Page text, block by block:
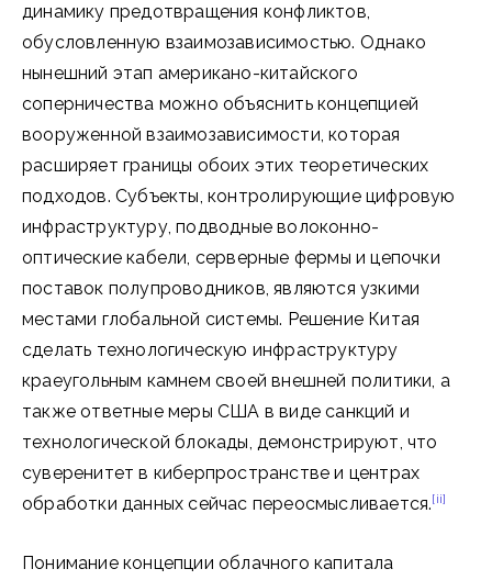
динамику предотвращения конфликтов,
обусловленную взаимозависимостью. Однако
нынешний этап американо-китайского
соперничества можно объяснить концепцией
вооруженной взаимозависимости, которая
расширяет границы обоих этих теоретических
подходов. Субъекты, контролирующие цифровую
инфраструктуру, подводные волоконно-
оптические кабели, серверные фермы и цепочки
поставок полупроводников, являются узкими
местами глобальной системы. Решение Китая
сделать технологическую инфраструктуру
краеугольным камнем своей внешней политики, а
также ответные меры США в виде санкций и
технологической блокады, демонстрируют, что
суверенитет в киберпространстве и центрах
обработки данных сейчас переосмысливается.[ii]
Понимание концепции облачного капитала